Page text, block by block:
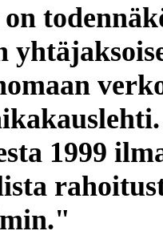
1999